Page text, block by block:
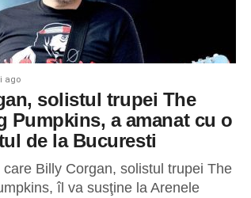
ago
solistul trupei The
Pumpkins, a amanat cu o
de la Bucuresti
care Billy Corgan, solistul trupei The
îl va susţine la Arenele